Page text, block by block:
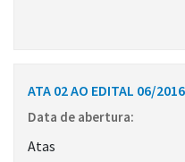
ATA 02 AO EDITAL 06/2016
Data de abertura:
Atas